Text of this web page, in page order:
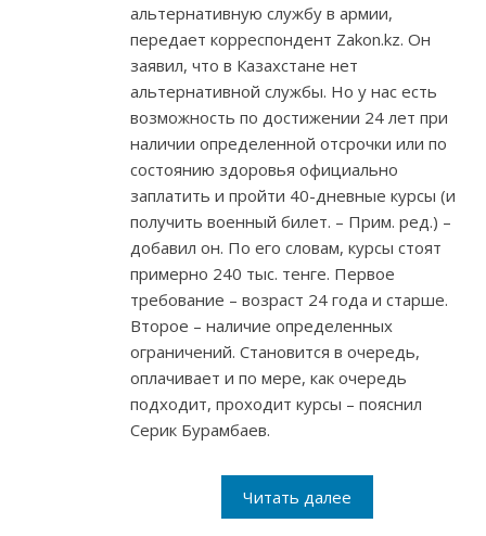
альтернативную службу в армии,
передает корреспондент Zakon.kz. Он
заявил, что в Казахстане нет
альтернативной службы. Но у нас есть
возможность по достижении 24 лет при
наличии определенной отсрочки или по
состоянию здоровья официально
заплатить и пройти 40-дневные курсы (и
получить военный билет. – Прим. ред.) –
добавил он. По его словам, курсы стоят
примерно 240 тыс. тенге. Первое
требование – возраст 24 года и старше.
Второе – наличие определенных
ограничений. Становится в очередь,
оплачивает и по мере, как очередь
подходит, проходит курсы – пояснил
Серик Бурамбаев.
Читать далее